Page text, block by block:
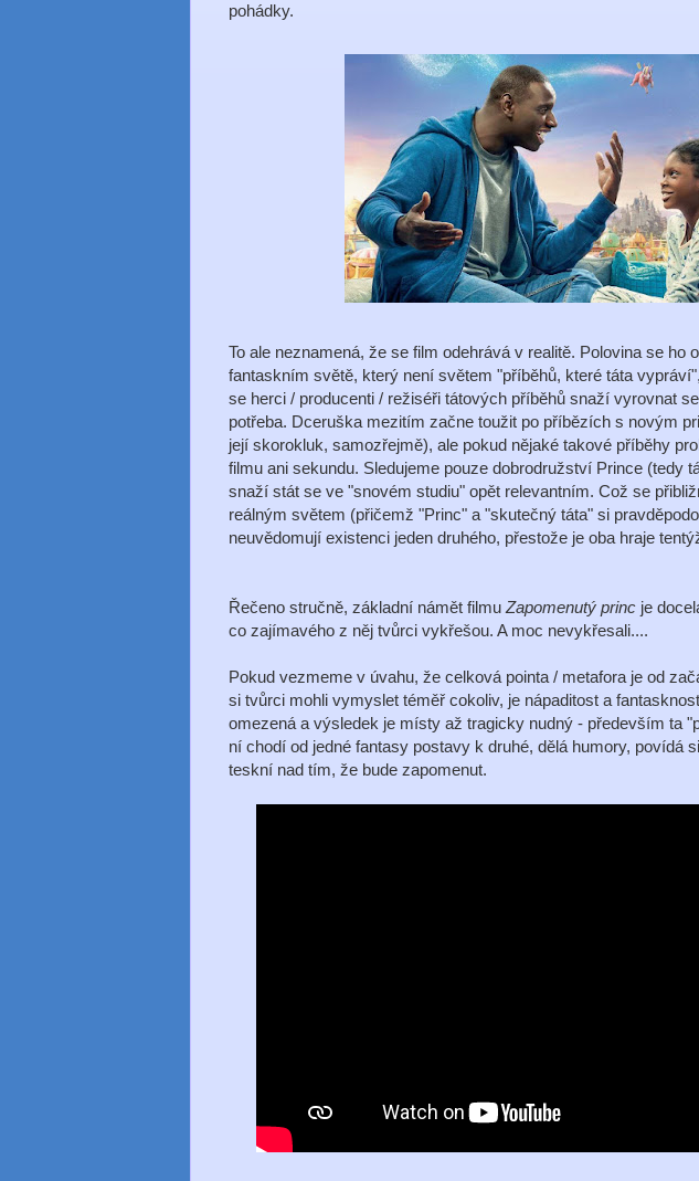
pohádky.
To ale neznamená, že se film odehrává v realitě. Polovina se ho
fantaskním světě, který není světem "příběhů, které táta
se herci / producenti / režiséři tátových příběhů snaží vyrovnat
potřeba. Dceruška mezitím začne toužit po příbězích s novým
její skorokluk, samozřejmě), ale pokud nějaké takové příběhy
filmu ani sekundu. Sledujeme pouze dobrodružství Prince (tedy
snaží stát se ve "snovém studiu" opět relevantním. Což se
reálným světem (přičemž "Princ" a "skutečný táta" si
neuvědomují existenci jeden druhého, přestože je oba hraje
Řečeno stručně, základní námět filmu Zapomenutý princ je
co zajímavého z něj tvůrci vykřešou. A moc nevykřesali....
Pokud vezmeme v úvahu, že celková pointa / metafora je od
si tvůrci mohli vymyslet téměř cokoliv, je nápaditost a
omezená a výsledek je místy až tragicky nudný - především ta
ní chodí od jedné fantasy postavy k druhé, dělá humory, povídá
teskní nad tím, že bude zapomenut.